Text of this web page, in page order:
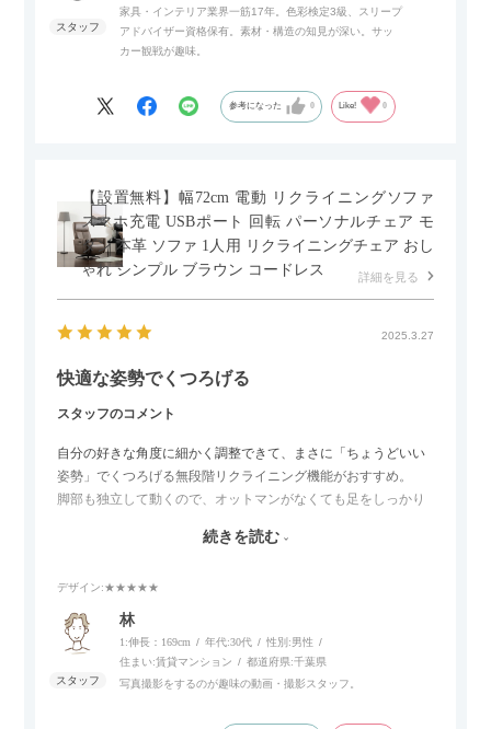
また、扉は横方向へのスライド式となっているので開閉時のス
ペースを最小限に抑えられ、省スペースでご利用いただけるの
家具・インテリア業界一筋17年。色彩検定3級、スリープ
アドバイザー資格保有。素材・構造の知見が深い。サッ
カー観戦が趣味。
参考になった 0 Like! 0
【設置無料】幅72cm 電動 リクライニングソファ
スマホ充電 USBポート 回転 パーソナルチェア モ
ダン 本革 ソファ 1人用 リクライニングチェア おし
ゃれ シンプル ブラウン コードレス
詳細を見る
2025.3.27
快適な姿勢でくつろげる
スタッフのコメント
自分の好きな角度に細かく調整できて、まさに「ちょうどいい
姿勢」でくつろげる無段階リクライニング機能がおすすめ。
脚部も独立して動くので、オットマンがなくても足をしっかり
スマホやタブレットを充電しながらリラックスできるのが嬉し
個人的にはコードレス＆充電式なので、コンセントの場所を気
にせず、好きな場所に置けるのが画期的に感じました。
続きを読む
デザイン:★★★★★
林
1:伸長：169cm 年代:30代 性別:男性
住まい:賃貸マンション 都道府県:千葉県
写真撮影をするのが趣味の動画・撮影スタッフ。